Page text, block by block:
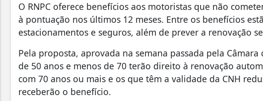
O RNPC oferece benefícios aos motoristas que não
à pontuação nos últimos 12 meses. Entre os benefícios
estacionamentos e seguros, além de prever a renovação
Pela proposta, aprovada na semana passada pela
de 50 anos e menos de 70 terão direito à renovação
com 70 anos ou mais e os que têm a validade da CNH
receberão o benefício.